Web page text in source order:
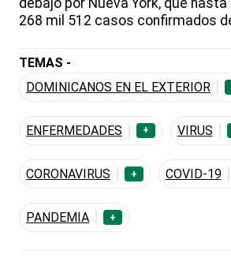
268 mil 512 casos confirmados
TEMAS -
DOMINICANOS EN EL EXTERIOR
ENFERMEDADES + VIRUS
CORONAVIRUS + COVID-19
PANDEMIA +